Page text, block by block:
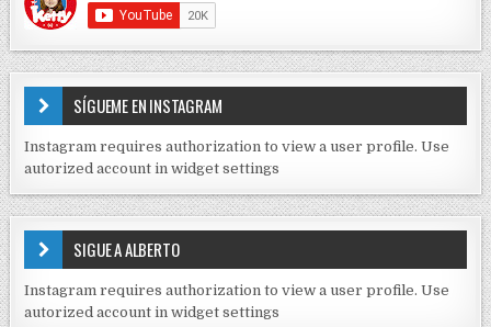
C
N
T
I
D
S
E
J
C
K
SÍGUEME EN INSTAGRAM
Instagram requires authorization to view a user profile. Use
autorized account in widget settings
SIGUE A ALBERTO
Instagram requires authorization to view a user profile. Use
autorized account in widget settings